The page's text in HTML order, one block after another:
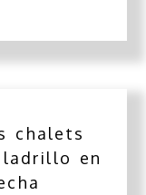
chalets
en